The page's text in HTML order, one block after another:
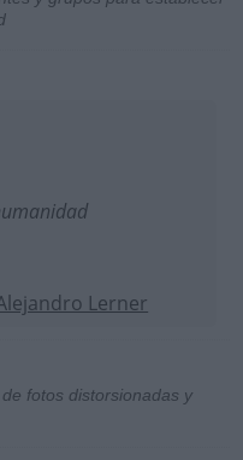
Lerner
fotos distorsionadas y